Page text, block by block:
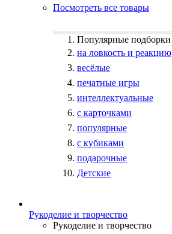
Посмотреть все товары
Популярные подборки
на ловкость и реакцию
весёлые
печатные игры
интеллектуальные
с карточками
популярные
с кубиками
подарочные
Детские
Рукоделие и творчество
Рукоделие и творчество